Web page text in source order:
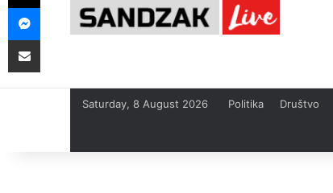
Saturday, 8 August 2026 Politika Društvo
Messenger
Pošalji preko E-Maila